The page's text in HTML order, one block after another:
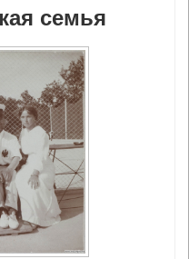
семья